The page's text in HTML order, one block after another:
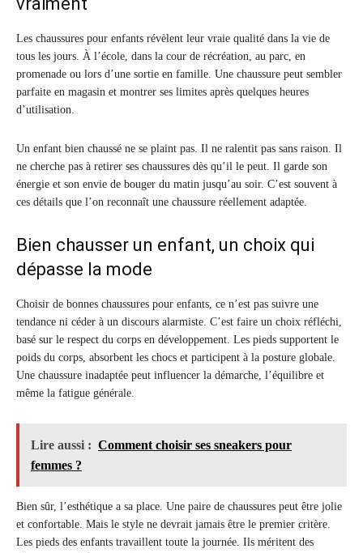
Les chaussures pour enfants révèlent leur vraie qualité dans la vie de
tous les jours. À l’école, dans la cour de récréation, au parc, en
promenade ou lors d’une sortie en famille. Une chaussure peut sembler
parfaite en magasin et montrer ses limites après quelques heures
d’utilisation.
Un enfant bien chaussé ne se plaint pas. Il ne ralentit pas sans raison. Il
ne cherche pas à retirer ses chaussures dès qu’il le peut. Il garde son
énergie et son envie de bouger du matin jusqu’au soir. C’est souvent à
ces détails que l’on reconnaît une chaussure réellement adaptée.
Bien chausser un enfant, un choix qui
dépasse la mode
Choisir de bonnes chaussures pour enfants, ce n’est pas suivre une
tendance ni céder à un discours alarmiste. C’est faire un choix réfléchi,
basé sur le respect du corps en développement. Les pieds supportent le
poids du corps, absorbent les chocs et participent à la posture globale.
Une chaussure inadaptée peut influencer la démarche, l’équilibre et
même la fatigue générale.
Lire aussi : Comment choisir ses sneakers pour
femmes ?
Bien sûr, l’esthétique a sa place. Une paire de chaussures peut être jolie
et confortable. Mais le style ne devrait jamais être le premier critère.
Les pieds des enfants travaillent toute la journée. Ils méritent des